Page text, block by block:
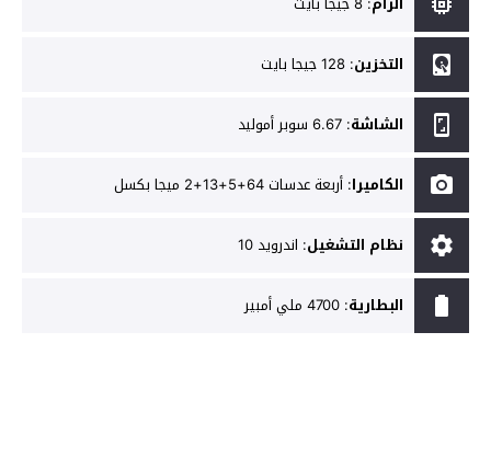
التخزين: 128 جيجا بايت
الشاشة: 6.67 سوبر أموليد
الكاميرا: أربعة عدسات 64+5+13+2 ميجا بكسل
نظام التشغيل: اندرويد 10
البطارية: 4700 ملي أمبير